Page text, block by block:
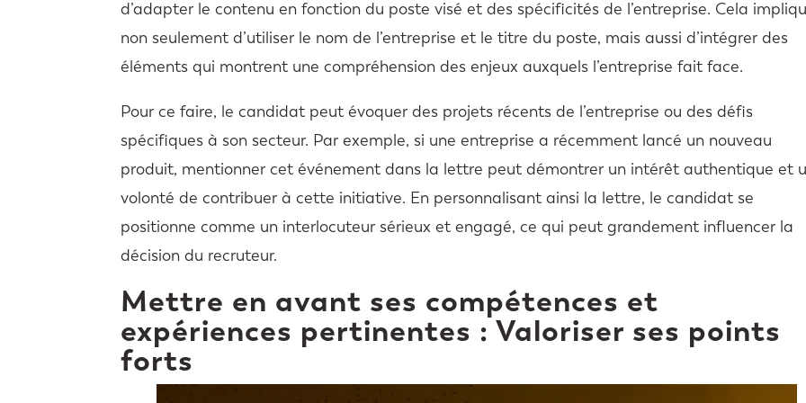
d’adapter le contenu en fonction du poste visé et des spécificités de l’entreprise. Cela
non seulement d’utiliser le nom de l’entreprise et le titre du poste, mais aussi d’intégrer des
éléments qui montrent une compréhension des enjeux auxquels l’entreprise fait face.
Pour ce faire, le candidat peut évoquer des projets récents de l’entreprise ou des défis
spécifiques à son secteur. Par exemple, si une entreprise a récemment lancé un nouveau
produit, mentionner cet événement dans la lettre peut démontrer un intérêt authentique et
volonté de contribuer à cette initiative. En personnalisant ainsi la lettre, le candidat se
positionne comme un interlocuteur sérieux et engagé, ce qui peut grandement influencer la
décision du recruteur.
Mettre en avant ses compétences et
expériences pertinentes : Valoriser ses points
forts